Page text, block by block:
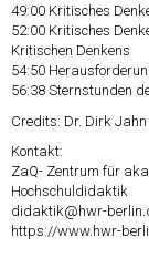
49:00 Kritisches
52:00 Kritisches
Kritischen Denkens
54:50
56:38 Sternstunden
Credits: Dr. Dirk
Kontakt:
ZaQ- Zentrum für
Hochschuldidaktik
didaktik@hwr-
https://www.hwr-